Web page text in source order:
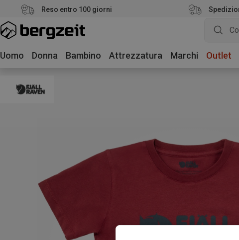
Reso entro 100 giorni
Uomo Donna Bambino Attrezzatura Marchi Outlet